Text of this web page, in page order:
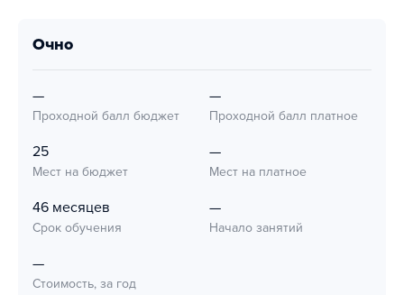
очно
—
Проходной балл бюджет
—
Проходной балл платное
25
Мест на бюджет
—
Мест на платное
46 месяцев
Срок обучения
—
Начало занятий
—
Стоимость, за год